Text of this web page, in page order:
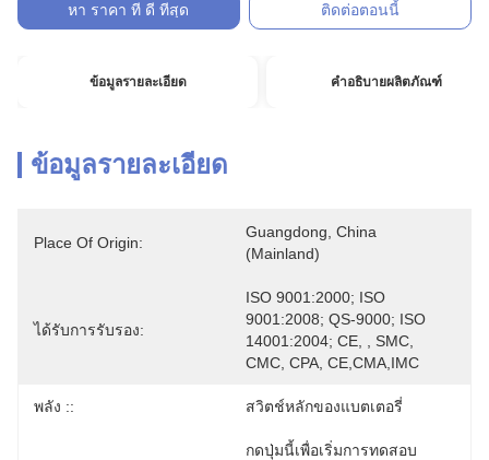
หา ราคา ที่ ดี ที่สุด
ติดต่อตอนนี้
ข้อมูลรายละเอียด คำอธิบายผลิตภัณฑ์
ข้อมูลรายละเอียด
Place Of Origin:
Guangdong, China
(Mainland)
ได้รับการรับรอง:
ISO 9001:2000; ISO
9001:2008; QS-9000; ISO
14001:2004; CE, , SMC,
CMC, CPA, CE,CMA,IMC
พลัง :: สวิตช์หลักของแบตเตอรี่
กดปุ่มนี้เพื่อเริ่มการทดสอบ